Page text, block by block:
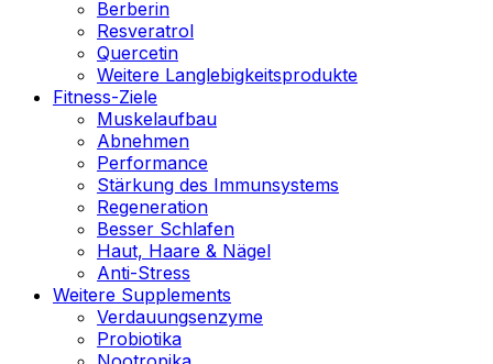
Berberin
Resveratrol
Quercetin
Weitere Langlebigkeitsprodukte
Fitness-Ziele
Muskelaufbau
Abnehmen
Performance
Stärkung des Immunsystems
Regeneration
Besser Schlafen
Haut, Haare & Nägel
Anti-Stress
Weitere Supplements
Verdauungsenzyme
Probiotika